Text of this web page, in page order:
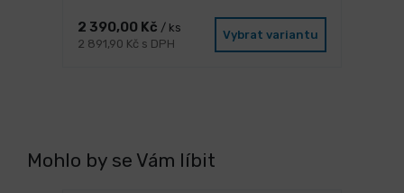
2 390,00 Kč / ks
2 891,90 Kč s DPH
Vybrat variantu
Mohlo by se Vám líbit